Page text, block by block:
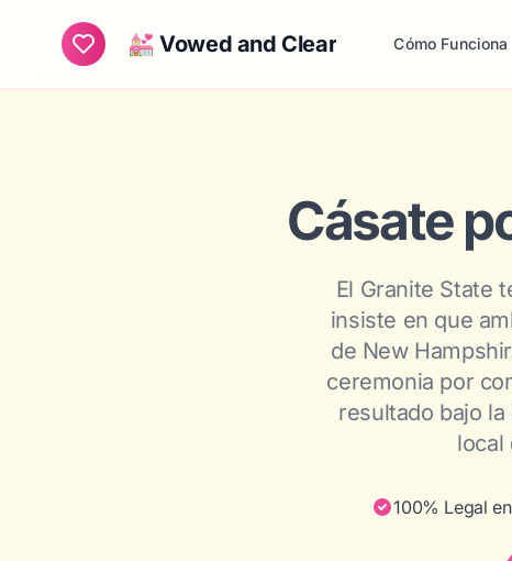
💒 Vowed and Clear Cómo Funciona
Cásate
El Granite State
insiste en que
de New
ceremonia por
resultado bajo
local
100% Legal